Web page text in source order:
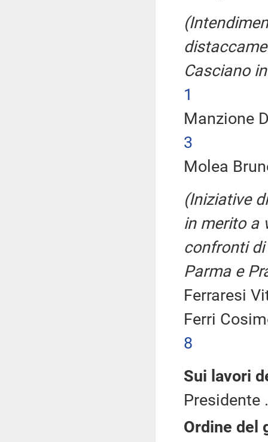
Casciano
1
Manzione
3
Molea
(Iniziative
in merito a
confronti
Parma e
Ferraresi
Ferri
8
Sui lavori
Presidente
Ordine del